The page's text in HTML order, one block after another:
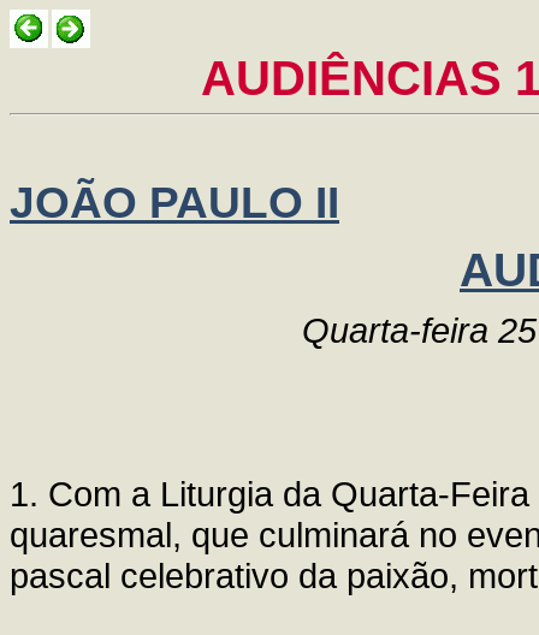
AUDIÊNCIAS
JOÃO PAULO II
Quarta-feira
1. Com a Liturgia da Quarta-
quaresmal, que culminará no
pascal celebrativo da paixão,